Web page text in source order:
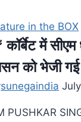
in the BOX
में सीएम
को भेजी गई
sunegaindia
PUSHKAR